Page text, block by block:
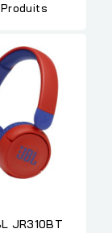
Produits
JR310BT